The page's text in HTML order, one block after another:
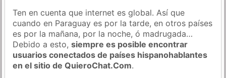
Ten en cuenta que internet es global. Así que
cuando en Paraguay es por la tarde, en otros países
es por la mañana, por la noche, ó madrugada…
Debido a esto,siempre es posible encontrar
usuarios conectados de países hispanohablantes
en el sitio de QuieroChat.Com.